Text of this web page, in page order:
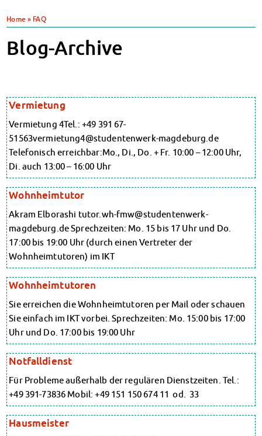
Mensa-FAQs
MensaFeedback
Wohnheime in Magdeburg
Wohnheime in Wernigerode
Wohnheimantrag & -service
MIT einander – FÜR einander
Wohnheimtutoren
Schadensmeldung
Wohnen-FAQ
Dokumente
AnsprechpartnerInnen
Soziales & Beratung
Sozialberatung
Finanzierungsberatung
Rückerstattung Semesterbeitrag
PsychoSoziale Beratung
Kursangebote
Anmeldung Sonderveranstaltungen
Rechtsberatung
Chatberatung
Dokumente
AnsprechpartnerInnen
Kultur & Internationales
Beratung für Internationals
JoGo – Studibar + Eventspace
Mensa-FAQs
CampusCatering
Wohnen
Wohnheime im Überblick
Wohnheime in Magdeburg
Wohnheime in Wernigerode
Wohnheimantrag & -service
MIT einander – FÜR einander
Wohnheimtutoren
Schadensmeldung
Wohnen-FAQ
Dokumente
AnsprechpartnerInnen
Soziales & Beratung
Sozialberatung
Finanzierungsberatung
Rückerstattung Semesterbeitrag
PsychoSoziale Beratung
Kursangebote
Anmeldung Sonderveranstaltungen
Rechtsberatung
Chatberatung
FAQs Soziales & Beratung
Dokumente
AnsprechpartnerInnen
Kultur & Internationales
Beratung für Internationals
Wohnen für Internationals
Home » FAQ
Blog-Archive
Vermietung
Vermietung 4Tel.: +49 391 67-
51563vermietung4@studentenwerk-magdeburg.de
Telefonisch erreichbar:Mo., Di., Do. + Fr. 10:00 – 12:00 Uhr,
Di. auch 13:00 – 16:00 Uhr
Wohnheimtutor
Akram Elborashi tutor.wh-fmw@studentenwerk-
magdeburg.de Sprechzeiten: Mo. 15 bis 17 Uhr und Do.
17:00 bis 19:00 Uhr (durch einen Vertreter der
Wohnheimtutoren) im IKT
Wohnheimtutoren
Sie erreichen die Wohnheimtutoren per Mail oder schauen
Sie einfach im IKT vorbei. Sprechzeiten: Mo. 15:00 bis 17:00
Uhr und Do. 17:00 bis 19:00 Uhr
Notfalldienst
Für Probleme außerhalb der regulären Dienstzeiten. Tel.:
+49 391-73836 Mobil: +49 151 150 674 11 od. 33
Hausmeister